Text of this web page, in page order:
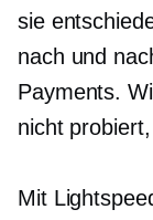
sie
nach und
Payments.
nicht
Mit